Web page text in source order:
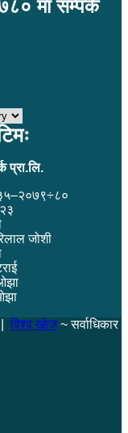
मा सम्पर्क
प्रा.लि.
जोशी
विश्व खोज~ सर्वाधिकार